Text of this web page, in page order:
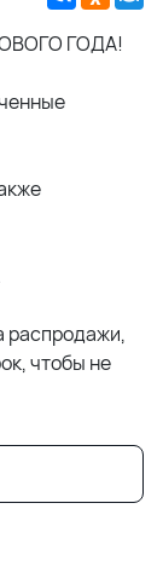
ГОДА!
распродажи,
чтобы не